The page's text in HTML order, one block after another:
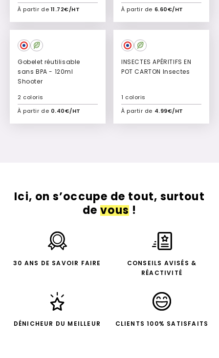
À partir de 11.72€/HT
Ajouter à mon devis
À partir de 6.60€/HT
Ajouter à mon devis
Gobelet réutilisable
sans BPA - 120ml
Shooter
À partir de 0.40€/HT
2 coloris
Ajouter à mon devis
INSECTES APÉRITIFS EN
POT CARTON Insectes
À partir de 4.99€/HT
1 coloris
Ajouter à mon devis
Ici, on s’occupe de tout, surtout
devous!
30 ANS DE SAVOIR FAIRE
CONSEILS AVISÉS &
RÉACTIVITÉ
DÉNICHEUR DU MEILLEUR CLIENTS 100% SATISFAITS